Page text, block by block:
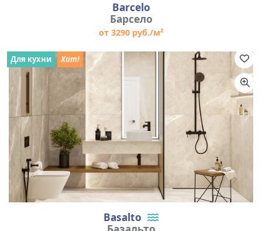
Barcelo
Барсело
от 3290 руб./м²
Basalto
Для кухни Хит!